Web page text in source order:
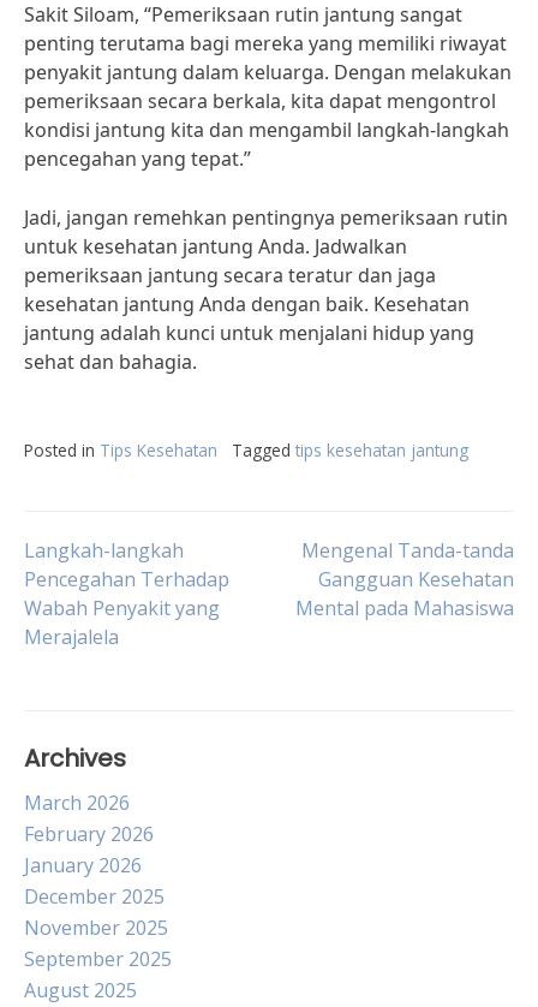
Sakit Siloam, “Pemeriksaan rutin jantung sangat
penting terutama bagi mereka yang memiliki riwayat
penyakit jantung dalam keluarga. Dengan melakukan
pemeriksaan secara berkala, kita dapat mengontrol
kondisi jantung kita dan mengambil langkah-langkah
pencegahan yang tepat.”
Jadi, jangan remehkan pentingnya pemeriksaan rutin
untuk kesehatan jantung Anda. Jadwalkan
pemeriksaan jantung secara teratur dan jaga
kesehatan jantung Anda dengan baik. Kesehatan
jantung adalah kunci untuk menjalani hidup yang
sehat dan bahagia.
Posted in Tips Kesehatan Tagged tips kesehatan jantung
Post
navigation
Langkah-langkah
Pencegahan Terhadap
Wabah Penyakit yang
Merajalela
Mengenal Tanda-tanda
Gangguan Kesehatan
Mental pada Mahasiswa
Archives
March 2026
February 2026
January 2026
December 2025
November 2025
September 2025
August 2025